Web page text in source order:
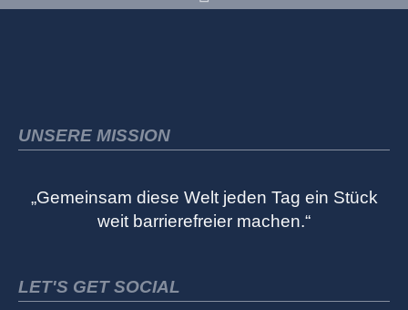
UNSERE MISSION
„Gemeinsam diese Welt jeden Tag ein Stück
weit barrierefreier machen.“
LET'S GET SOCIAL